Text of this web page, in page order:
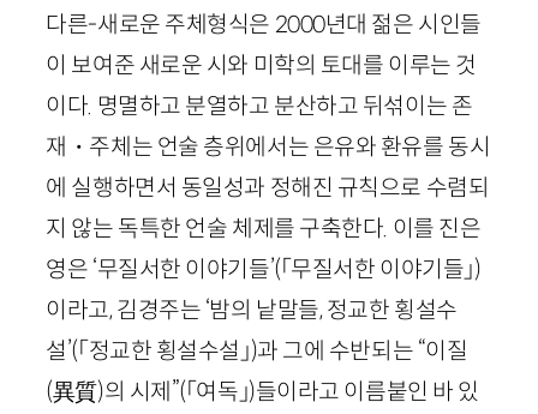
다른-새로운 주체형식은 2000년대 젊은 시인들
이 보여준 새로운 시와 미학의 토대를 이루는 것
이다. 명멸하고 분열하고 분산하고 뒤섞이는 존
재・주체는 언술 층위에서는 은유와 환유를 동시
에 실행하면서 동일성과 정해진 규칙으로 수렴되
지 않는 독특한 언술 체제를 구축한다. 이를 진은
영은 ‘무질서한 이야기들’(「무질서한 이야기들」)
이라고, 김경주는 ‘밤의 낱말들, 정교한 횡설수
설’(「정교한 횡설수설」)과 그에 수반되는 “이질
(異質)의 시제”(「여독」)들이라고 이름붙인 바 있